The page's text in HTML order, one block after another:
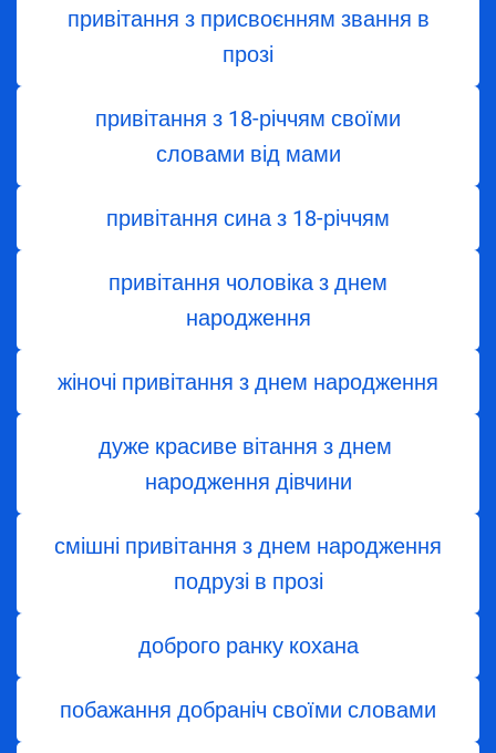
привітання з присвоєнням звання в
прозі
привітання з 18-річчям своїми
словами від мами
привітання сина з 18-річчям
привітання чоловіка з днем
народження
жіночі привітання з днем народження
дуже красиве вітання з днем ​​
народження дівчини
смішні привітання з днем народження
подрузі в прозі
доброго ранку кохана
побажання добраніч своїми словами